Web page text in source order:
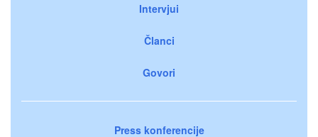
Intervjui
Članci
Govori
Press konferencije